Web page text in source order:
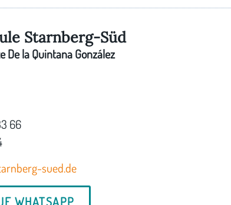
Starnberg-Süd
la Quintana González
66
sued.de
WHATSAPP